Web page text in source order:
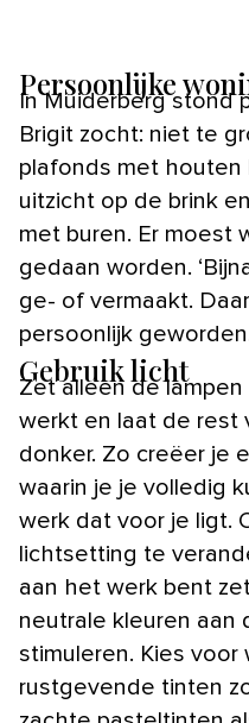
Persoonlijke
In Muiderberg stond precies het huis wat
Brigit zocht: niet te
plafonds met houten
uitzicht op de brink
met buren. Er moest
gedaan worden.
ge- of vermaakt.
persoonlijk
Gebruik licht
Zet alleen de
werkt en laat de rest
donker. Zo creëer je
waarin je je volledig
werk dat voor je ligt.
lichtsetting te
aan het werk bent
neutrale kleuren aan
stimuleren. Kies voor
rustgevende tinten